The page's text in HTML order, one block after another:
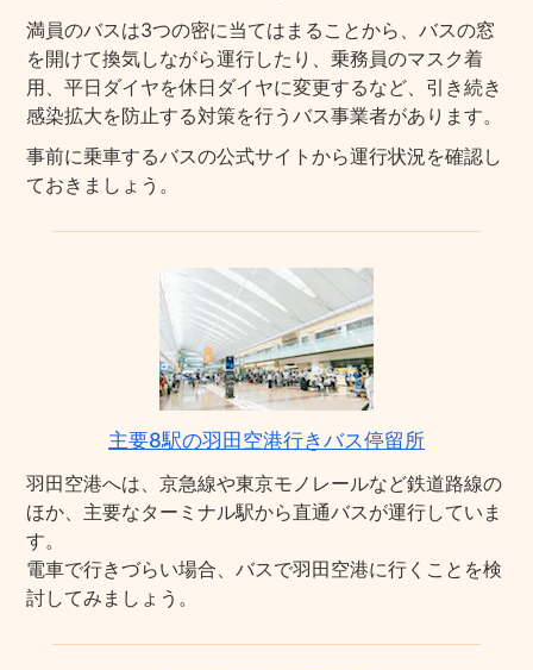
満員のバスは3つの密に当てはまることから、バスの窓
を開けて換気しながら運行したり、乗務員のマスク着
用、平日ダイヤを休日ダイヤに変更するなど、引き続き
感染拡大を防止する対策を行うバス事業者があります。
事前に乗車するバスの公式サイトから運行状況を確認し
ておきましょう。
主要8駅の羽田空港行きバス停留所
羽田空港へは、京急線や東京モノレールなど鉄道路線の
ほか、主要なターミナル駅から直通バスが運行していま
す。
電車で行きづらい場合、バスで羽田空港に行くことを検
討してみましょう。